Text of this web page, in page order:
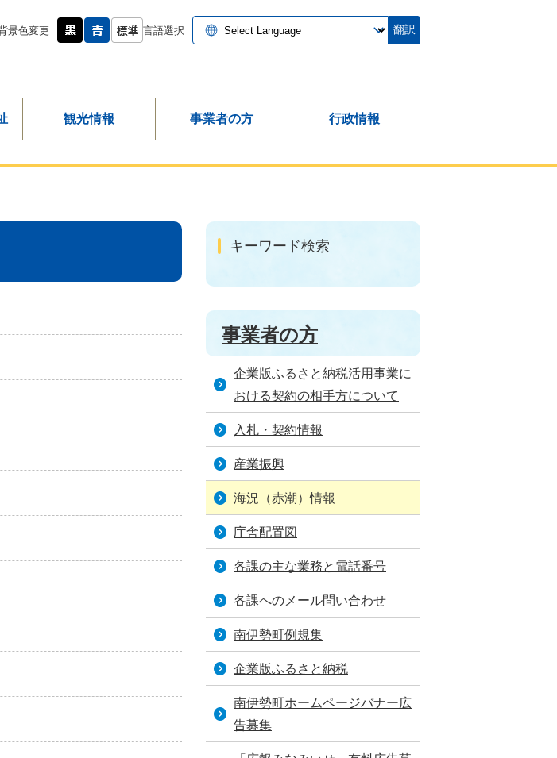
景色変更 言語選択 翻訳
観光情報 事業者の方 行政情報
キーワード検索
事業者の方
企業版ふるさと納税活用事業に
おける契約の相手方について
入札・契約情報
産業振興
海況（赤潮）情報
庁舎配置図
各課の主な業務と電話番号
各課へのメール問い合わせ
南伊勢町例規集
企業版ふるさと納税
南伊勢町ホームページバナー広
告募集